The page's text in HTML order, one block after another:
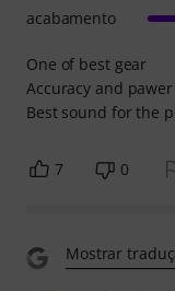
One of best gear
Accuracy and
Best sound for the
acabamento
7 0
Mostrar